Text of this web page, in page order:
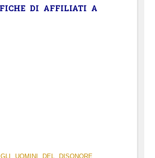
DI AFFILIATI A
UOMINI DEL DISONORE